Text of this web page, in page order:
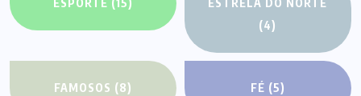
ESPORTE (15)
ESTRELA DO NORTE
(4)
FAMOSOS (8) FÉ (5)